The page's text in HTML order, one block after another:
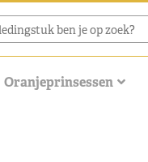
Oranjeprinsessen